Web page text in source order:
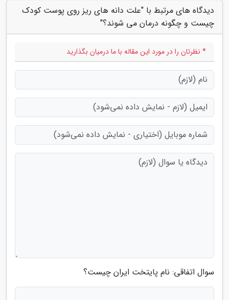
دیدگاه های مرتبط با "علت دانه های ریز روی پوست کودک
چیست و چگونه درمان می شوند؟"
* نظرتان را در مورد این مقاله با ما درمیان بگذارید
سوال اتفاقی: نام پایتخت ایران چیست؟